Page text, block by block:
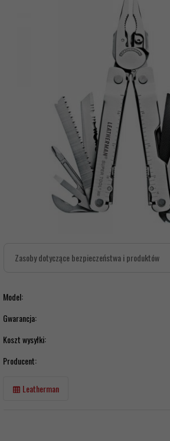
Zasoby dotyczące bezpieczeństwa i produktów
Model:
Gwarancja:
Koszt wysyłki:
Producent:
Leatherman